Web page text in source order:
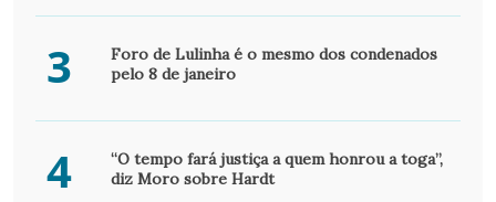
3
Foro de Lulinha é o mesmo dos condenados
pelo 8 de janeiro
4
“O tempo fará justiça a quem honrou a toga”,
diz Moro sobre Hardt